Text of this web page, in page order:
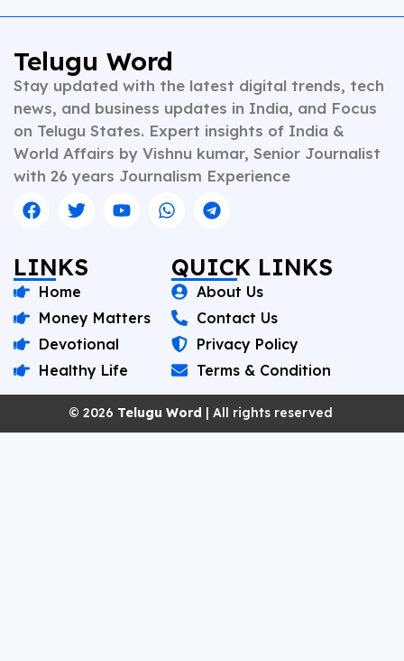
analysis, Vishnu brings clarity, credibility, and
context to every piece he writes. A trusted voice in
Indian journalism, he continues to shape narratives
that inform, empower, and inspire readers across
platforms.
Telugu Word
Stay updated with the latest digital trends, tech
news, and business updates in India, and Focus
on Telugu States. Expert insights of India &
World Affairs by Vishnu kumar, Senior Journalist
with 26 years Journalism Experience
LINKS
Home
Money Matters
Devotional
Healthy Life
QUICK LINKS
About Us
Contact Us
Privacy Policy
Terms & Condition
© 2026 Telugu Word | All rights reserved